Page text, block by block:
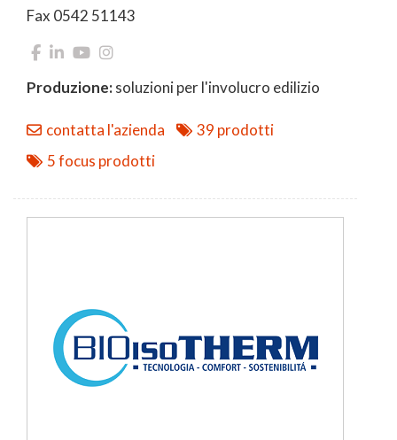
Fax 0542 51143
Produzione:soluzioni per l'involucro edilizio
contatta l'azienda
39 prodotti
5 focus prodotti